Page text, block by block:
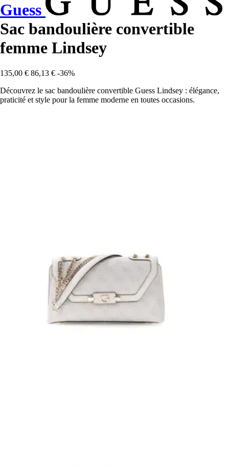
Guess
Sac bandoulière convertible
femme Lindsey
135,00 € 86,13 € -36%
Découvrez le sac bandoulière convertible Guess Lindsey : élégance,
praticité et style pour la femme moderne en toutes occasions.